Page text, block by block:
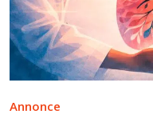
Annonce